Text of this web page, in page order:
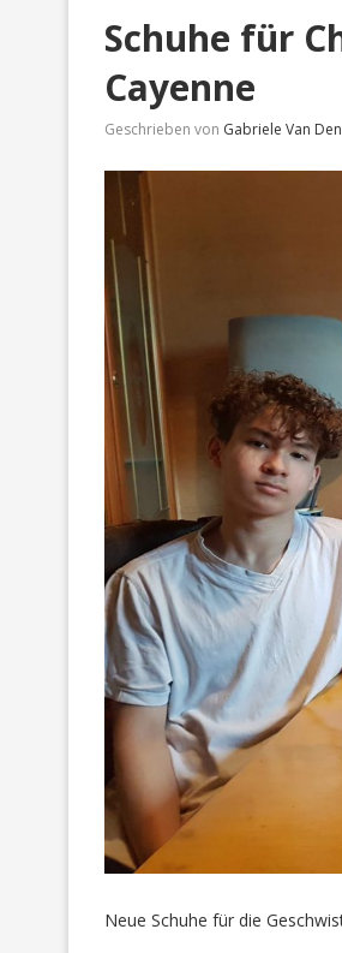
Schuhe für
Cayenne
Geschrieben von Gabriele Van
Neue Schuhe für die